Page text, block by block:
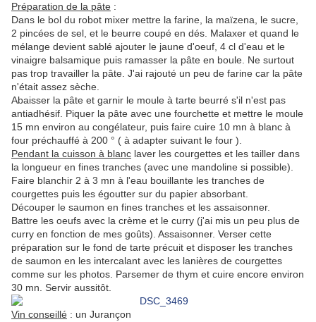
Préparation de la pâte :
Dans le bol du robot mixer mettre la farine, la maïzena, le sucre,
2 pincées de sel, et le beurre coupé en dés. Malaxer et quand le
mélange devient sablé ajouter le jaune d'oeuf, 4 cl d'eau et le
vinaigre balsamique puis ramasser la pâte en boule. Ne surtout
pas trop travailler la pâte. J'ai rajouté un peu de farine car la pâte
n'était assez sèche.
Abaisser la pâte et garnir le moule à tarte beurré s'il n'est pas
antiadhésif. Piquer la pâte avec une fourchette et mettre le moule
15 mn environ au congélateur, puis faire cuire 10 mn à blanc à
four préchauffé à 200 ° ( à adapter suivant le four ).
Pendant la cuisson à blanc laver les courgettes et les tailler dans
la longueur en fines tranches (avec une mandoline si possible).
Faire blanchir 2 à 3 mn à l'eau bouillante les tranches de
courgettes puis les égoutter sur du papier absorbant.
Découper le saumon en fines tranches et les assaisonner.
Battre les oeufs avec la crème et le curry (j'ai mis un peu plus de
curry en fonction de mes goûts). Assaisonner. Verser cette
préparation sur le fond de tarte précuit et disposer les tranches
de saumon en les intercalant avec les lanières de courgettes
comme sur les photos. Parsemer de thym et cuire encore environ
30 mn. Servir aussitôt.
Vin conseillé : un Jurançon